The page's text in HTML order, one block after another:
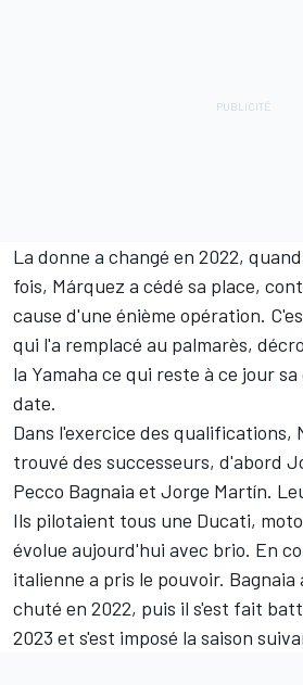
La donne a changé en 2022,
fois, Márquez a cédé sa place,
cause d'une énième opération.
qui l'a remplacé au palmarès,
la Yamaha ce qui reste à ce jour
date.
Dans l'exercice des qualifications,
trouvé des successeurs, d'abord
Pecco Bagnaia et Jorge Martín.
Ils pilotaient tous une Ducati,
évolue aujourd'hui avec brio. En
italienne a pris le pouvoir. Bagnaia
chuté en 2022, puis il s'est fait
2023 et s'est imposé la saison